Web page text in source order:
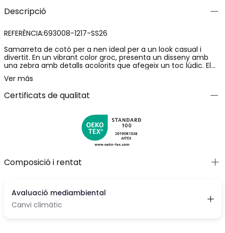
Descripció
REFERÈNCIA:693008-1217-SS26
Samarreta de cotó per a nen ideal per a un look casual i
divertit. En un vibrant color groc, presenta un disseny amb
una zebra amb detalls acolorits que afegeix un toc lúdic. El
seu teixit de cotó assegura comoditat i transpirabilitat,
perfecta per a l'ús diari. Les talles disponibles van des dels 12
mesos fins als 14 anys, adaptant-se a diferents etapes de
creixement. Les mànigues curtes i el coll rodó la converteixen
Ver más
Certificats de qualitat
Composició i rentat